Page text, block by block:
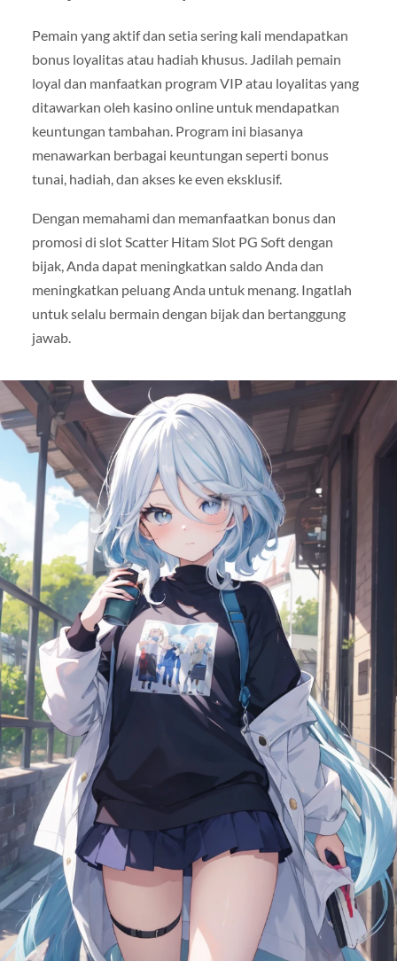
Pemain yang aktif dan setia sering kali mendapatkan
bonus loyalitas atau hadiah khusus. Jadilah pemain
loyal dan manfaatkan program VIP atau loyalitas yang
ditawarkan oleh kasino online untuk mendapatkan
keuntungan tambahan. Program ini biasanya
menawarkan berbagai keuntungan seperti bonus
tunai, hadiah, dan akses ke even eksklusif.
Dengan memahami dan memanfaatkan bonus dan
promosi di slot Scatter Hitam Slot PG Soft dengan
bijak, Anda dapat meningkatkan saldo Anda dan
meningkatkan peluang Anda untuk menang. Ingatlah
untuk selalu bermain dengan bijak dan bertanggung
jawab.